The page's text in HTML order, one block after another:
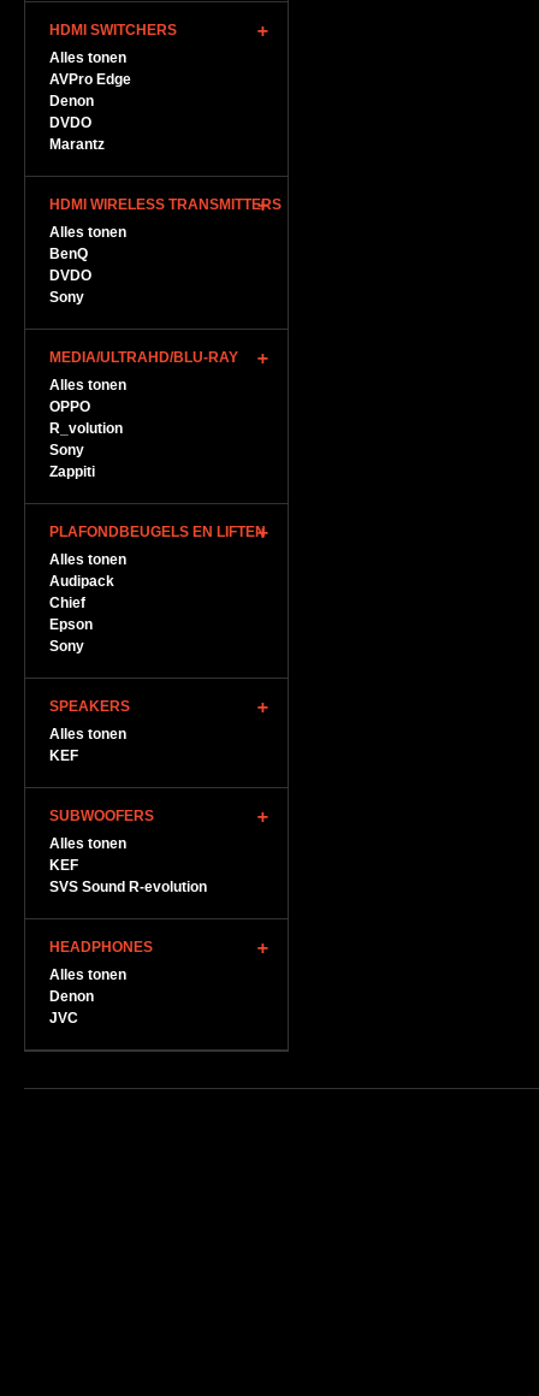
HDMI SWITCHERS
Alles tonen
AVPro Edge
Denon
DVDO
Marantz
HDMI WIRELESS TRANSMITTERS
Alles tonen
BenQ
DVDO
Sony
MEDIA/ULTRAHD/BLU-RAY
Alles tonen
OPPO
R_volution
Sony
Zappiti
PLAFONDBEUGELS EN LIFTEN
Alles tonen
Audipack
Chief
Epson
Sony
SPEAKERS
Alles tonen
KEF
SUBWOOFERS
Alles tonen
KEF
SVS Sound R-evolution
HEADPHONES
Alles tonen
Denon
JVC